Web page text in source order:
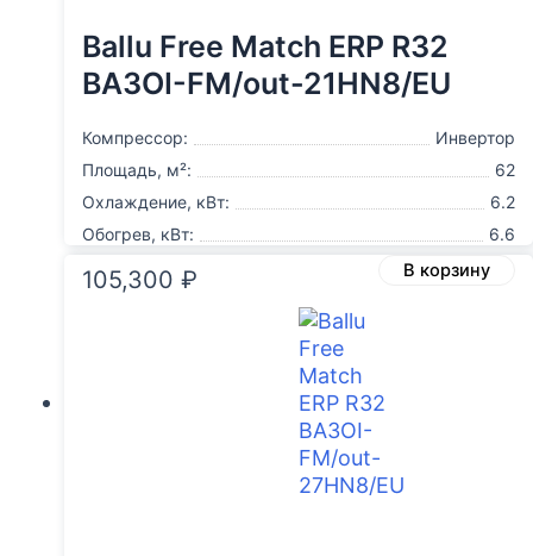
Ballu Free Match ERP R32
BA3OI-FM/out-21HN8/EU
Компрессор:
Инвертор
Площадь, м²:
62
Охлаждение, кВт:
6.2
Обогрев, кВт:
6.6
105,300 ₽ В корзину